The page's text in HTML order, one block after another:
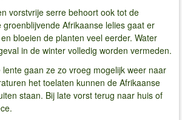
vorstvrije serre behoort ook tot de
groenblijvende Afrikaanse lelies gaat er
bloeien de planten veel eerder. Water
in de winter volledig worden vermeden.
gaan ze zo vroeg mogelijk weer naar
het toelaten kunnen de Afrikaanse
staan. Bij late vorst terug naar huis of